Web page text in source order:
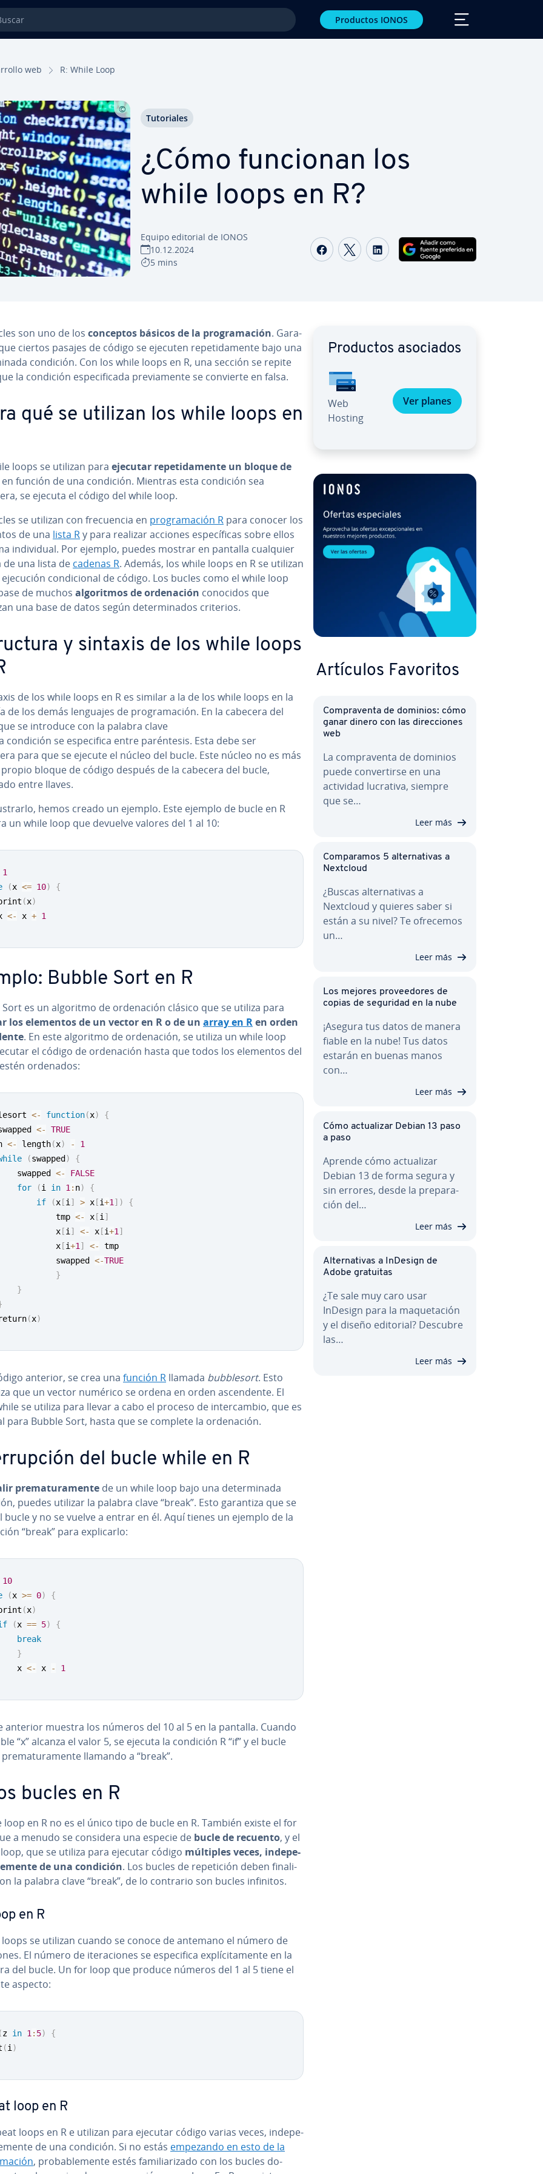
Productos IONOS
web R: While Loop
¿Cómo funcionan los
while loops en R?
Equipo editorial de IONOS
10.12.2024
5 mins
Compartir Facebook
Compartir Twitter
Compartir LinkedIn
Tu­to­ria­les
son uno de los conceptos básicos de la pro­gra­ma­ción. Ga­ra­
ciertos pasajes de código se ejecuten re­pe­ti­da­me­n­te bajo una
condición. Con los while loops en R, una sección se repite
la condición es­pe­ci­fi­ca­da pre­via­me­n­te se convierte en falsa.
qué se utilizan los while loops en
loops se utilizan para ejecutar re­pe­ti­da­me­n­te un bloque de
en función de una condición. Mientras esta condición sea
se ejecuta el código del while loop.
se utilizan con fre­cue­n­cia en pro­gra­ma­ción R para conocer los
de una lista Ry para realizar acciones es­pe­cí­fi­cas sobre ellos
in­di­vi­dual. Por ejemplo, puedes mostrar en pantalla cualquier
de una lista de cadenas R. Además, los while loops en R se utilizan
co­n­di­cio­nal de código. Los bucles como el while loop
de muchos al­go­ri­t­mos de or­de­na­ción conocidos que
una base de datos según de­te­r­mi­na­dos criterios.
y sintaxis de los while loops
de los while loops en R es similar a la de los while loops en la
de los demás lenguajes de pro­gra­ma­ción. En la cabecera del
se introduce con la palabra clave
condición se es­pe­ci­fi­ca entre pa­ré­n­te­sis. Esta debe ser
para que se ejecute el núcleo del bucle. Este núcleo no es más
bloque de código después de la cabecera del bucle,
entre llaves.
hemos creado un ejemplo. Este ejemplo de bucle en R
un while loop que devuelve valores del 1 al 10:
1
(x <= 10)
{
(x)
<- x + 1
Bubble Sort en R
Sort es un algoritmo de or­de­na­ción clásico que se utiliza para
los elementos de un vector en R o de un array en Ren orden
. En este algoritmo de or­de­na­ción, se utiliza un while loop
el código de or­de­na­ción hasta que todos los elementos del
ordenados:
<- function(x)
{
<-
TRUE
<- length(x) -
1
(swapped )
{
swapped
<-
FALSE
for
(i in 1 : n)
{
if
(x [i ] > x [i+1 ] )
{
tmp
<- x [i ]
x
[i ] <- x [i+1 ]
x
[i+1 ] <-
tmp
swapped
<-TRUE
}
}
(x)
anterior, se crea una función R llamada bu­b­ble­so­rt. Esto
que un vector numérico se ordena en orden as­ce­n­de­n­te. El
se utiliza para llevar a cabo el proceso de in­te­r­ca­m­bio, que es
para Bubble Sort, hasta que se complete la or­de­na­ción.
del bucle while en R
pre­ma­tu­ra­me­n­te de un while loop bajo una de­te­r­mi­na­da
puedes utilizar la palabra clave “break”. Esto garantiza que se
bucle y no se vuelve a entrar en él. Aquí tienes un ejemplo de la
“break” para ex­pli­car­lo:
10
(x >= 0)
{
(x)
(x == 5)
{
break
}
x
<- x -
1
anterior muestra los números del 10 al 5 en la pantalla. Cuando
“x” alcanza el valor 5, se ejecuta la condición R “if” y el bucle
llamando a “break”.
bucles en R
loop en R no es el único tipo de bucle en R. También existe el for
a menudo se considera una especie de bucle de recuento, y el
que se utiliza para ejecutar código múltiples veces, in­de­pe­
de una condición. Los bucles de re­pe­ti­ción deben fi­na­li­
la palabra clave “break”, de lo contrario son bucles infinitos.
en R
se utilizan cuando se conoce de antemano el número de
El número de ite­ra­cio­nes se es­pe­ci­fi­ca ex­plí­ci­ta­me­n­te en la
del bucle. Un for loop que produce números del 1 al 5 tiene el
aspecto:
(z in 1 : 5)
{
(i )
loop en R
loops en R e utilizan para ejecutar código varias veces, in­de­pe­
de una condición. Si no estás empezando en esto de la
, pro­ba­ble­me­n­te estés fa­mi­lia­ri­za­do con los bucles do-
Productos asociados
Web
Hosting
Ver planes
Artículos Favoritos
Co­m­pra­ve­n­ta de dominios: cómo
ganar dinero con las di­re­c­cio­nes
web
La co­m­pra­ve­n­ta de dominios
puede co­n­ve­r­ti­r­se en una
actividad lucrativa, siempre
que se…
Leer más
Co­m­pa­ra­mos 5 al­te­r­na­ti­vas a
Nextcloud
¿Buscas al­te­r­na­ti­vas a
Nextcloud y quieres saber si
están a su nivel? Te ofrecemos
un…
Leer más
Los mejores pro­vee­do­res de
copias de seguridad en la nube
¡Asegura tus datos de manera
fiable en la nube! Tus datos
estarán en buenas manos
con…
Leer más
Cómo ac­tua­li­zar Debian 13 paso
a paso
Aprende cómo ac­tua­li­zar
Debian 13 de forma segura y
sin errores, desde la pre­pa­ra­
ción del…
Leer más
Al­te­r­na­ti­vas a InDesign de
Adobe gratuitas
¿Te sale muy caro usar
InDesign para la ma­que­ta­ción
y el diseño editorial? Descubre
las…
Leer más